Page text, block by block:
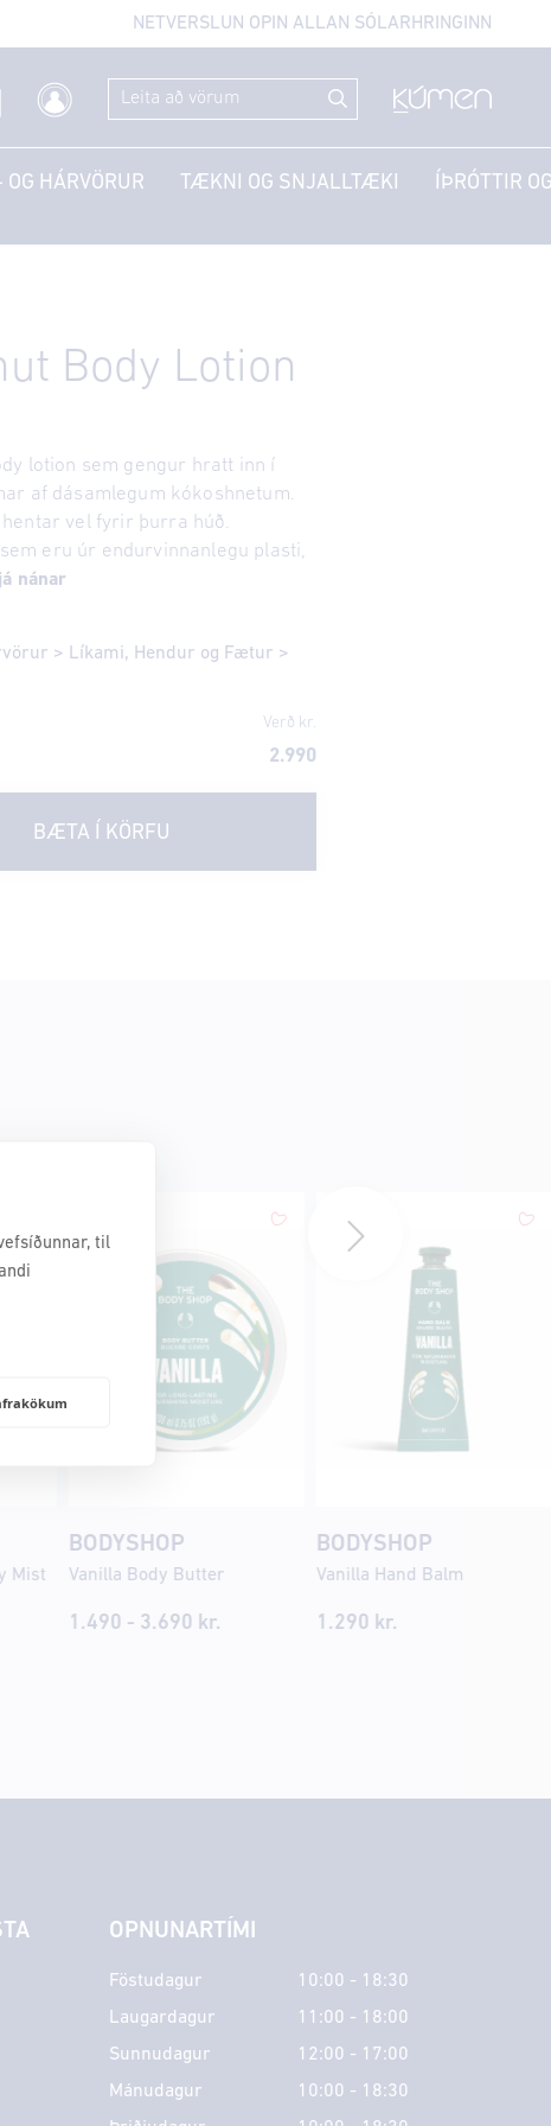
til
NETVERSLUN OPIN ALLAN SÓLARHRINGINN
OG HÁRVÖRUR TÆKNI OG SNJALLTÆKI ÍÞRÓTTIR
Body Lotion
lotion sem gengur hratt inn í
af dásamlegum kókoshnetum.
vel fyrir þurra húð.
eru úr endurvinnanlegu plasti,
nánar
> Líkami, Hendur og Fætur >
Verð kr.
2.990
BÆTA Í KÖRFU
Mist
BODYSHOP
Vanilla Body Butter
1.490 - 3.690 kr.
BODYSHOP
Vanilla Hand Balm
1.290 kr.
OPNUNARTÍMI
Föstudagur
10:00 - 18:30
Laugardagur
11:00 - 18:00
Sunnudagur
12:00 - 17:00
Mánudagur
10:00 - 18:30